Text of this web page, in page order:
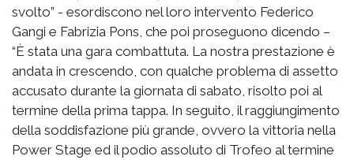
svolto” - esordiscono nel loro intervento Federico
Gangi e Fabrizia Pons, che poi proseguono dicendo –
“È stata una gara combattuta. La nostra prestazione è
andata in crescendo, con qualche problema di assetto
accusato durante la giornata di sabato, risolto poi al
termine della prima tappa. In seguito, il raggiungimento
della soddisfazione più grande, ovvero la vittoria nella
Power Stage ed il podio assoluto di Trofeo al termine